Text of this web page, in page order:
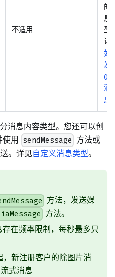
不适用
的
息
型
详
如
发
@
消
息
消息内容类型。您还可以创
使用 sendMessage 方法或
。详见自定义消息类型。
方法，发送媒
方法。
在频率限制，每秒最多只
新注册客户的除图片消
式消息